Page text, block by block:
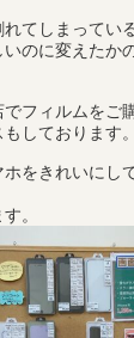
てしまってい
のに変えたか
フィルムをご
しております。
をきれいにし
。